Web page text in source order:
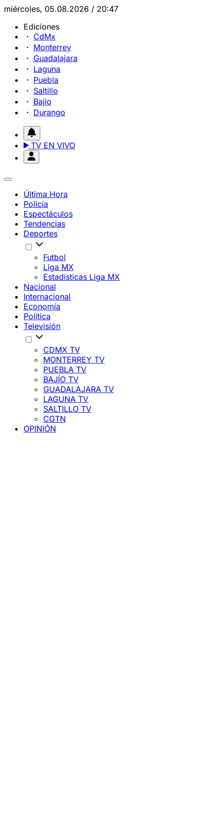
miércoles, 05.08.2026 / 20:47
Ediciones
CdMx
Monterrey
Guadalajara
Laguna
Puebla
Saltillo
Bajío
Durango
TV EN VIVO
Última Hora
Policía
Espectáculos
Tendencias
Deportes
Futbol
Liga MX
Estadísticas Liga MX
Nacional
Internacional
Economía
Política
Televisión
CDMX TV
MONTERREY TV
PUEBLA TV
BAJÍO TV
GUADALAJARA TV
LAGUNA TV
SALTILLO TV
CGTN
OPINIÓN